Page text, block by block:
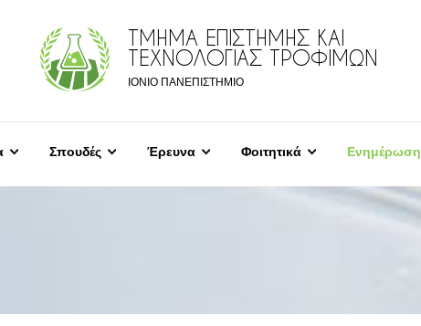
ΤΜΗΜΑ ΕΠΙΣΤΗΜΗΣ ΚΑΙ
ΤΕΧΝΟΛΟΓΙΑΣ ΤΡΟΦΙΜΩΝ
ΙΟΝΙΟ ΠΑΝΕΠΙΣΤΗΜΙΟ
Σπουδές Έρευνα Φοιτητικά Ενημέρωση